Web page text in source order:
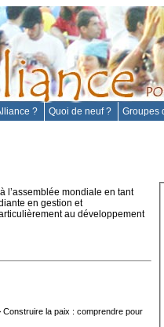
? Quoi de neuf ? Groupes
l’assemblée mondiale en tant
en gestion et
au développement
Construire la paix : comprendre pour